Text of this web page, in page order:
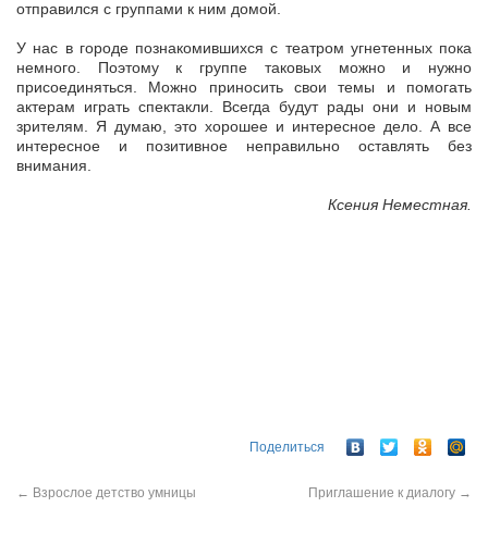
отправился с группами к ним домой.
У нас в городе познакомившихся с театром угнетенных пока
немного. Поэтому к группе таковых можно и нужно
присоединяться. Можно приносить свои темы и помогать
актерам играть спектакли. Всегда будут рады они и новым
зрителям. Я думаю, это хорошее и интересное дело. А все
интересное и позитивное неправильно оставлять без
внимания.
Ксения Неместная.
Поделиться
← Взрослое детство умницы Приглашение к диалогу →